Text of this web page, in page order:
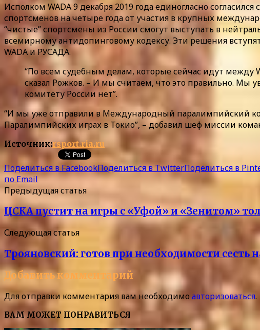
Исполком WADA 9 декабря 2019 года единогласно
спортсменов на четыре года от участия в крупных
“чистые” спортсмены из России смогут выступать в
всемирному антидопинговому кодексу. Эти решения
WADA и РУСАДА.
“По всем судебным делам, которые сейчас идут между
сказал Рожков. – И мы считаем, что это правильно. Мы
комитету России нет”.
“И мы уже отправили в Международный паралимпийский
Паралимпийских играх в Токио”, – добавил шеф миссии
Источник:rsport.ria.ru
Поделиться в FacebookПоделиться в TwitterПоделиться в
по Email
Предыдущая статья
ЦСКА пустит на игры с «Уфой» и «Зенитом»
Следующая статья
Трояновский: готов при необходимости сесть
Добавить комментарий
Для отправки комментария вам необходимоавторизоваться.
ВАМ МОЖЕТ ПОНРАВИТЬСЯ